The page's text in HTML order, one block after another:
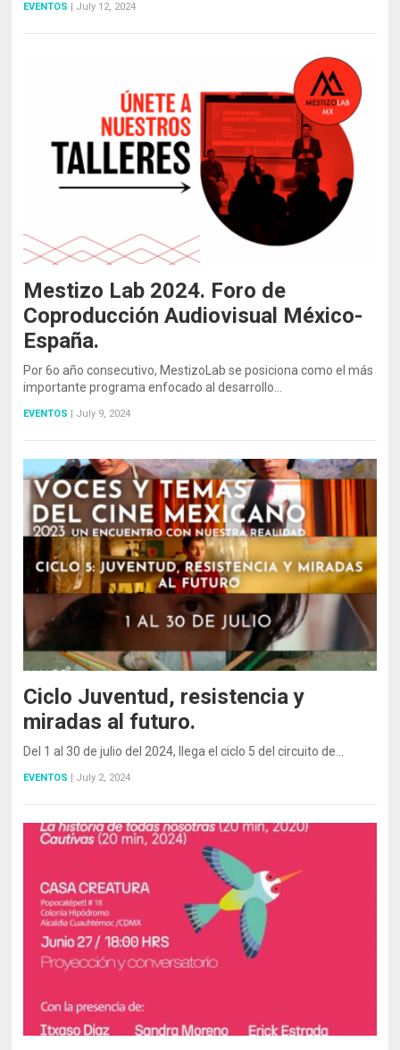
EVENTOS July 12, 2024
Mestizo Lab 2024. Foro de
Coproducción Audiovisual México-
España.
Por 6o año consecutivo, MestizoLab se posiciona como el más
importante programa enfocado al desarrollo…
EVENTOS | July 9, 2024
Ciclo Juventud, resistencia y
miradas al futuro.
Del 1 al 30 de julio del 2024, llega el ciclo 5 del circuito de…
EVENTOS July 2, 2024